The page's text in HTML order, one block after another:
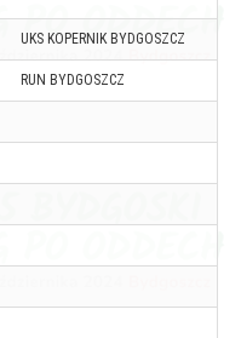
UKS KOPERNIK BYDGOSZCZ
RUN BYDGOSZCZ